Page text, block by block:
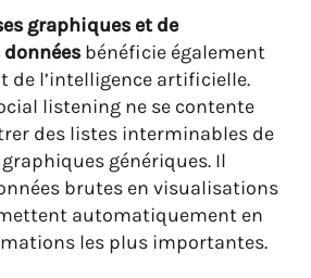
graphiques et de
bénéficie également
de l’intelligence artificielle.
listening ne se contente
des listes interminables de
génériques. Il
brutes en visualisations
automatiquement en
les plus importantes.